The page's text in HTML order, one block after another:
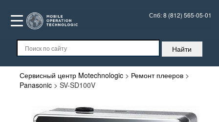
Спб:8 (812) 565-05-01
Сервисный центр Motechnologic > Ремонт плееров >
Panasonic > SV-SD100V